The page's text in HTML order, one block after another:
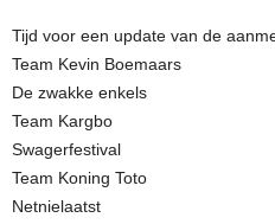
Tijd voor een update van de
Team Kevin Boemaars
De zwakke enkels
Team Kargbo
Swagerfestival
Team Koning Toto
Netnielaatst